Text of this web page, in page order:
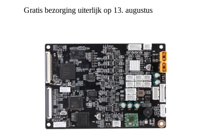
Gratis bezorging uiterlijk op 13. augustus